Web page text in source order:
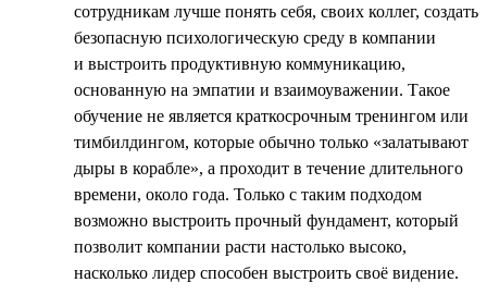
сотрудникам лучше понять себя, своих коллег, создать
безопасную психологическую среду в компании
и выстроить продуктивную коммуникацию,
основанную на эмпатии и взаимоуважении. Такое
обучение не является краткосрочным тренингом или
тимбилдингом, которые обычно только «залатывают
дыры в корабле», а проходит в течение длительного
времени, около года. Только с таким подходом
возможно выстроить прочный фундамент, который
позволит компании расти настолько высоко,
насколько лидер способен выстроить своё видение.